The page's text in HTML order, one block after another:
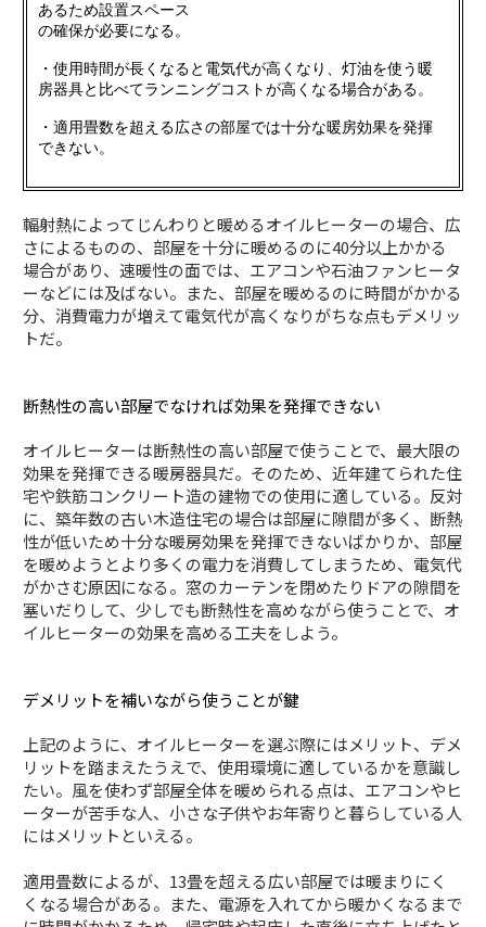
あるため設置スペース
の確保が必要になる。
・使用時間が長くなると電気代が高くなり、灯油を使う暖
房器具と比べてランニングコストが高くなる場合がある。
・適用畳数を超える広さの部屋では十分な暖房効果を発揮
できない。
輻射熱によってじんわりと暖めるオイルヒーターの場合、広
さによるものの、部屋を十分に暖めるのに40分以上かかる
場合があり、速暖性の面では、エアコンや石油ファンヒータ
ーなどには及ばない。また、部屋を暖めるのに時間がかかる
分、消費電力が増えて電気代が高くなりがちな点もデメリッ
トだ。
断熱性の高い部屋でなければ効果を発揮できない
オイルヒーターは断熱性の高い部屋で使うことで、最大限の
効果を発揮できる暖房器具だ。そのため、近年建てられた住
宅や鉄筋コンクリート造の建物での使用に適している。反対
に、築年数の古い木造住宅の場合は部屋に隙間が多く、断熱
性が低いため十分な暖房効果を発揮できないばかりか、部屋
を暖めようとより多くの電力を消費してしまうため、電気代
がかさむ原因になる。窓のカーテンを閉めたりドアの隙間を
塞いだりして、少しでも断熱性を高めながら使うことで、オ
イルヒーターの効果を高める工夫をしよう。
デメリットを補いながら使うことが鍵
上記のように、オイルヒーターを選ぶ際にはメリット、デメ
リットを踏まえたうえで、使用環境に適しているかを意識し
たい。風を使わず部屋全体を暖められる点は、エアコンやヒ
ーターが苦手な人、小さな子供やお年寄りと暮らしている人
にはメリットといえる。
適用畳数によるが、13畳を超える広い部屋では暖まりにく
くなる場合がある。また、電源を入れてから暖かくなるまで